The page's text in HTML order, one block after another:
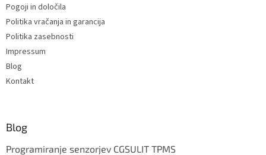
Pogoji in določila
Politika vračanja in garancija
Politika zasebnosti
Impressum
Blog
Kontakt
Blog
Programiranje senzorjev CGSULIT TPMS